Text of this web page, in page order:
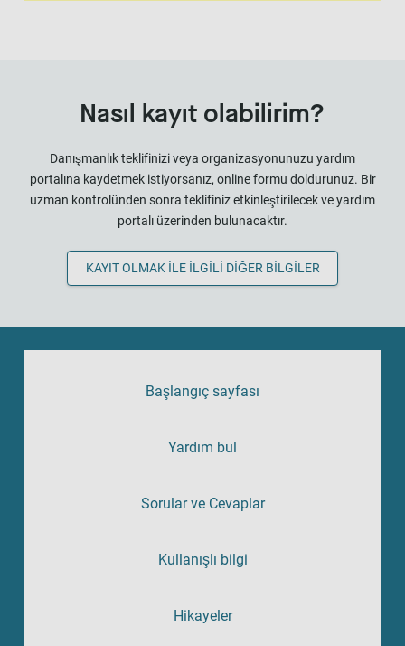
Nasıl kayıt olabilirim?
Danışmanlık teklifinizi veya organizasyonunuzu yardım
portalına kaydetmek istiyorsanız, online formu doldurunuz. Bir
uzman kontrolünden sonra teklifiniz etkinleştirilecek ve yardım
portalı üzerinden bulunacaktır.
KAYIT OLMAK ILE ILGILI DIĞER BILGILER
Başlangıç sayfası
Yardım bul
Sorular ve Cevaplar
Kullanışlı bilgi
Hikayeler